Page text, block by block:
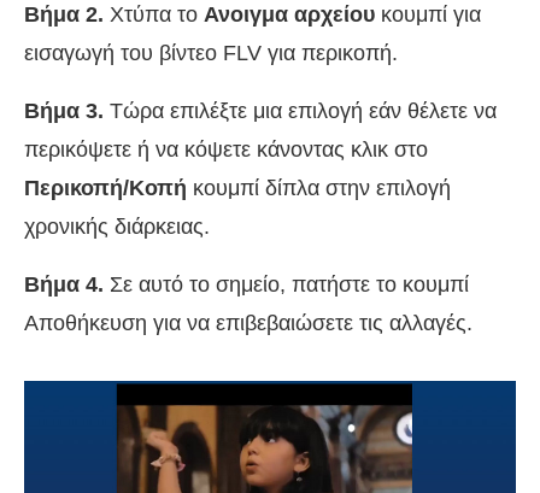
Βήμα 2. Χτύπα το Ανοιγμα αρχείου κουμπί για
εισαγωγή του βίντεο FLV για περικοπή.
Βήμα 3. Τώρα επιλέξτε μια επιλογή εάν θέλετε να
περικόψετε ή να κόψετε κάνοντας κλικ στο
Περικοπή/Κοπή κουμπί δίπλα στην επιλογή
χρονικής διάρκειας.
Βήμα 4. Σε αυτό το σημείο, πατήστε το κουμπί
Αποθήκευση για να επιβεβαιώσετε τις αλλαγές.